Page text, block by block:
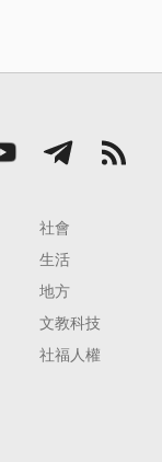
社會
生活
地方
文教科技
社福人權